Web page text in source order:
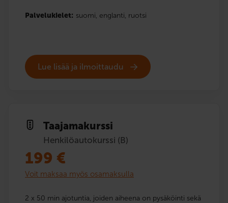
Palvelukielet: suomi, englanti, ruotsi
Lue lisää ja ilmoittaudu
Taajama­kurssi
Henkilöautokurssi (B)
199 €
Voit maksaa myös osamaksulla
2 x 50 min ajotuntia, joiden aiheena on pysäköinti sekä